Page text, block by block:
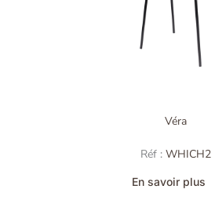
Véra
Réf : WHICH2
En savoir plus